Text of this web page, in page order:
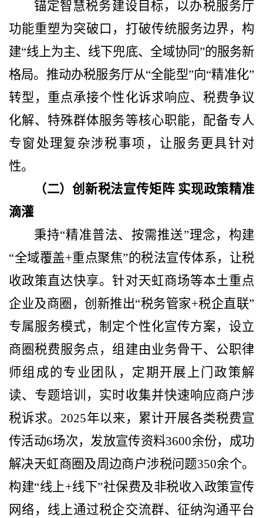
锚定智慧税务建设目标，以办税服务厅
功能重塑为突破口，打破传统服务边界，构
建“线上为主、线下兜底、全域协同”的服务新
格局。推动办税服务厅从“全能型”向“精准化”
转型，重点承接个性化诉求响应、税费争议
化解、特殊群体服务等核心职能，配备专人
专窗处理复杂涉税事项，让服务更具针对
性。
（二）创新税法宣传矩阵 实现政策精准
滴灌
秉持“精准普法、按需推送”理念，构建
“全域覆盖+重点聚焦”的税法宣传体系，让税
收政策直达快享。针对天虹商场等本土重点
企业及商圈，创新推出“税务管家+税企直联”
专属服务模式，制定个性化宣传方案，设立
商圈税费服务点，组建由业务骨干、公职律
师组成的专业团队，定期开展上门政策解
读、专题培训，实时收集并快速响应商户涉
税诉求。2025年以来，累计开展各类税费宣
传活动6场次，发放宣传资料3600余份，成功
解决天虹商圈及周边商户涉税问题350余个。
构建“线上+线下”社保费及非税收入政策宣传
网络，线上通过税企交流群、征纳沟通平台